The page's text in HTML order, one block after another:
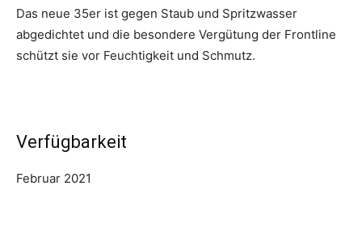
Das neue 35er ist gegen Staub und Spritzwasser
abgedichtet und die besondere Vergütung der Frontline
schützt sie vor Feuchtigkeit und Schmutz.
Verfügbarkeit
Februar 2021